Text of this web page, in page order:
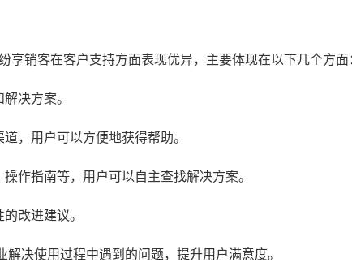
享销客在客户支持方面表现优异，主要体现在以下几个方面
决方案。
，用户可以方便地获得帮助。
作指南等，用户可以自主查找解决方案。
改进建议。
决使用过程中遇到的问题，提升用户满意度。